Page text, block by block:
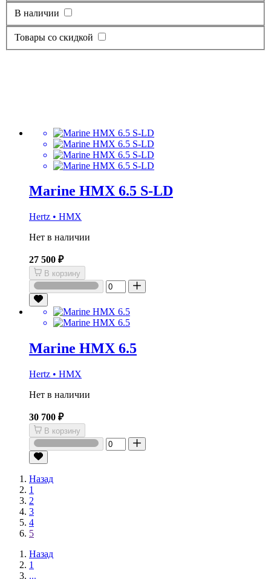
В наличии
Товары со скидкой
Marine HMX 6.5 S-LD
Hertz • HMX
Нет в наличии
27 500 ₽
В корзину
Marine HMX 6.5
Hertz • HMX
Нет в наличии
30 700 ₽
В корзину
Назад
1
2
3
4
5
Назад
1
...